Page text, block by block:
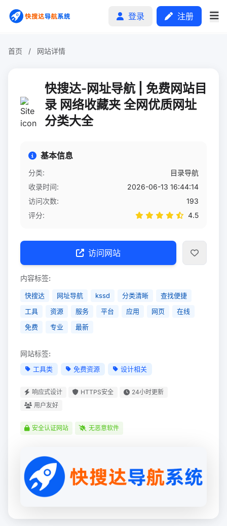
登录 注册
分类排行
申请收录
自助广告
首页 / 网站详情
快搜达-网址导航 | 免费网站目
录 网络收藏夹 全网优质网址
分类大全
基本信息
分类:
目录导航
收录时间:
2026-06-13 16:44:14
访问次数:
193
评分:
4.5
访问网站
内容标签:
快搜达 网址导航 kssd 分类清晰
查找便捷
工具
资源 服务 平台 应用 网页
在线
免费
专业 最新
网站标签:
工具类 免费资源 设计相关
响应式设计 HTTPS安全
24小时更新
用户友好
安全认证网站 无恶意软件